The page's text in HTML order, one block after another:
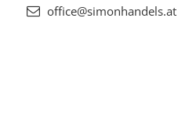
office@simonhandels.at